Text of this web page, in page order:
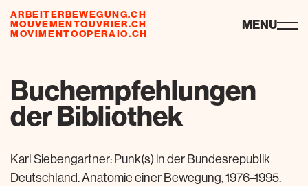
ARBEITERBEWEGUNG.CH
MOUVEMENTOUVRIER.CH
MOVIMENTOOPERAIO.CH
risorse MENU
Buchempfehlungen
der Bibliothek
Karl Siebengartner: Punk(s) in der Bundesrepublik
Deutschland. Anatomie einer Bewegung, 1976–1995.